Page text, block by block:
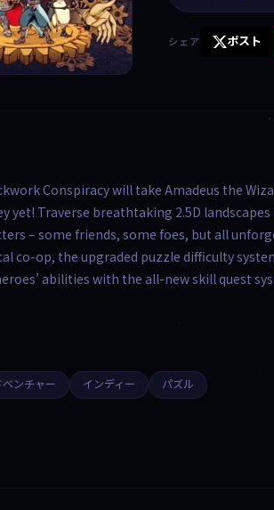
シェア ポスト
Conspiracy will take Amadeus the
yet! Traverse breathtaking 2.5D
– some friends, some foes, but all
co-op, the upgraded puzzle difficulty
abilities with the all-new skill quest
ベンチャー インディー パズル